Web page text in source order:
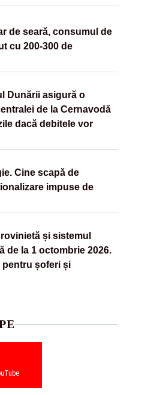
de seară, consumul de
cu 200-300 de
Dunării asigură o
de la Cernavodă
dacă debitele vor
Cine scapă de
impuse de
și sistemul
de la 1 octombrie 2026.
pentru șoferi și